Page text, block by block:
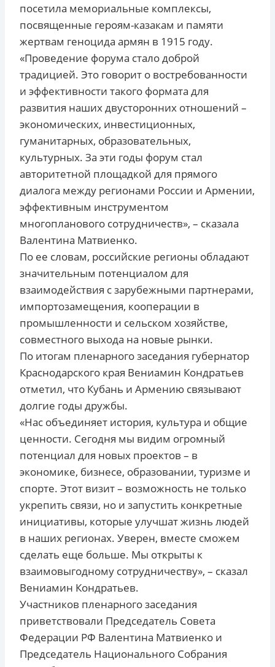
посетила мемориальные комплексы,
посвященные героям-казакам и памяти
жертвам геноцида армян в 1915 году.
«Проведение форума стало доброй
традицией. Это говорит о востребованности
и эффективности такого формата для
развития наших двусторонних отношений –
экономических, инвестиционных,
гуманитарных, образовательных,
культурных. За эти годы форум стал
авторитетной площадкой для прямого
диалога между регионами России и Армении,
эффективным инструментом
многопланового сотрудничеств», – сказала
Валентина Матвиенко.
По ее словам, российские регионы обладают
значительным потенциалом для
взаимодействия с зарубежными партнерами,
импортозамещения, кооперации в
промышленности и сельском хозяйстве,
совместного выхода на новые рынки.
По итогам пленарного заседания губернатор
Краснодарского края Вениамин Кондратьев
отметил, что Кубань и Армению связывают
долгие годы дружбы.
«Нас объединяет история, культура и общие
ценности. Сегодня мы видим огромный
потенциал для новых проектов – в
экономике, бизнесе, образовании, туризме и
спорте. Этот визит – возможность не только
укрепить связи, но и запустить конкретные
инициативы, которые улучшат жизнь людей
в наших регионах. Уверен, вместе сможем
сделать еще больше. Мы открыты к
взаимовыгодному сотрудничеству», – сказал
Вениамин Кондратьев.
Участников пленарного заседания
приветствовали Председатель Совета
Федерации РФ Валентина Матвиенко и
Председатель Национального Собрания